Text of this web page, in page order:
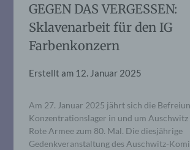
GEGEN DAS VERGESSEN:
Sklavenarbeit für den IG
Farbenkonzern
Erstellt am 12. Januar 2025
Am 27. Januar 2025 jährt sich die
Konzentrationslager in und um
Rote Armee zum 80. Mal. Die diesjährige
Gedenkveranstaltung des Auschwitz-